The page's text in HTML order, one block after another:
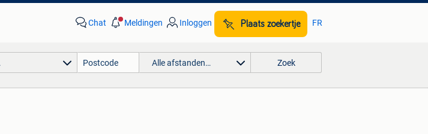
Chat Meldingen Inloggen Plaats zoekertje FR
Alle afstanden… Zoek